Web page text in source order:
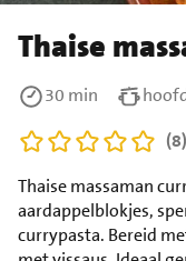
Thaise
Thaise massaman
aardappelblokjes,
currypasta. Bereid
30 min
(8)